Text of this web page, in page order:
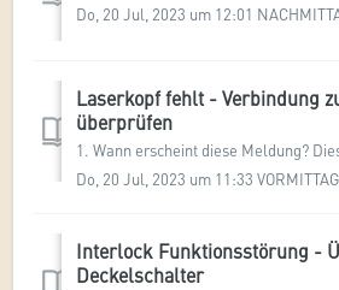
Do, 20 Jul, 2023 um 12:01
Laserkopf fehlt - Verbindung
überprüfen
Do, 20 Jul, 2023 um 11:33
Interlock Funktionsstörung -
Deckelschalter